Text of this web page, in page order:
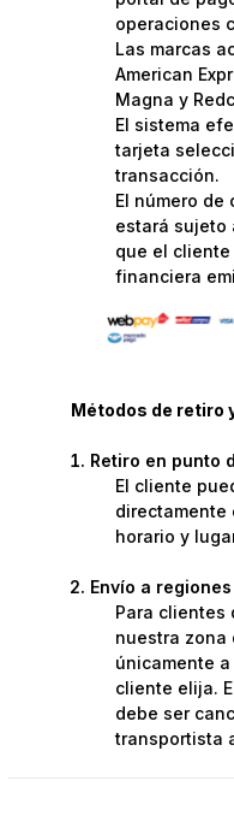
operaciones
Las marcas
American
Magna y
El sistema
tarjeta
transacción.
El número
estará sujeto
que el
financiera
Métodos de retiro
Retiro en punto
El cliente
directamente
horario y
Envío a
Para clientes
nuestra zona
únicamente
cliente elija.
debe ser
transportista